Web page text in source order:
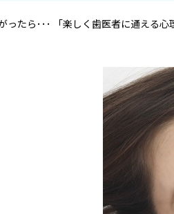
ったら･･･ 「楽しく歯医者に通える心